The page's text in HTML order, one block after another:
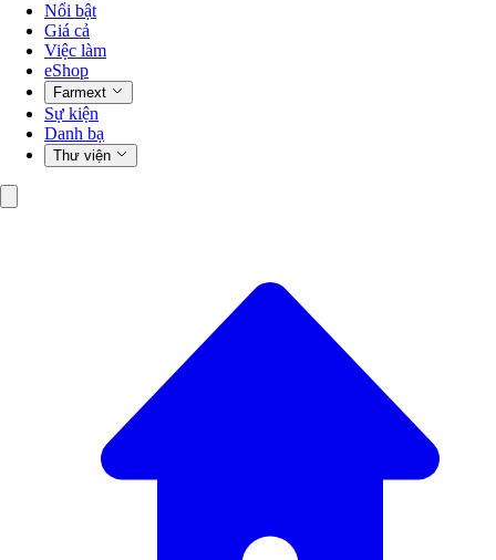
Nổi bật
Giá cả
Việc làm
eShop
Farmext
Sự kiện
Danh bạ
Thư viện